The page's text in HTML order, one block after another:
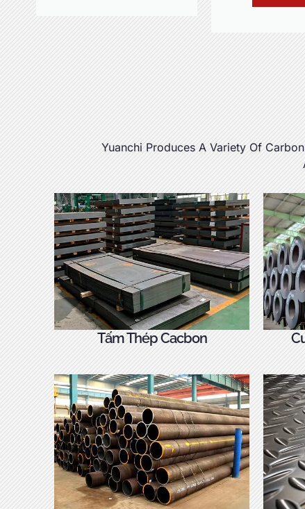
Yuanchi Produces A Variety Of
Tấm Thép Cacbon